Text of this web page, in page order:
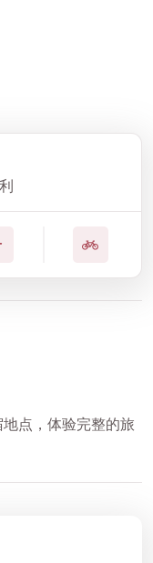
点，体验完整的旅